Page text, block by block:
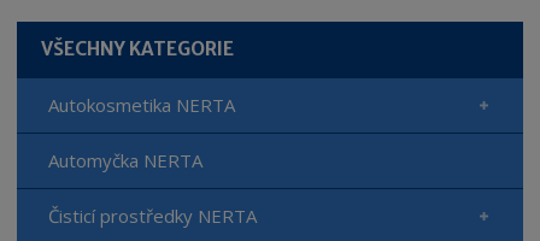
VŠECHNY KATEGORIE
Autokosmetika NERTA
Automyčka NERTA
Čisticí prostředky NERTA